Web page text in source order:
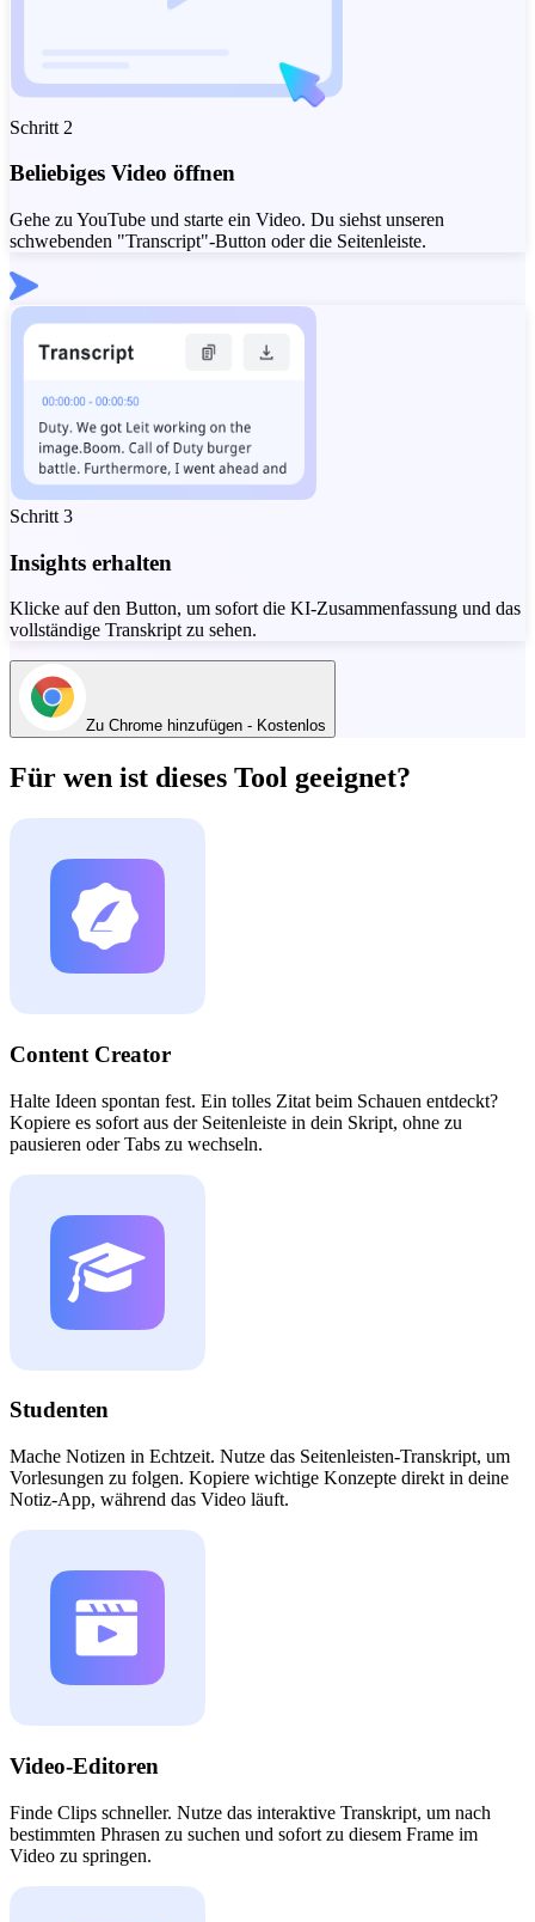
Schritt 2
Beliebiges Video öffnen
Gehe zu YouTube und starte ein Video. Du siehst unseren
schwebenden "Transcript"-Button oder die Seitenleiste.
Schritt 3
Insights erhalten
Klicke auf den Button, um sofort die KI-Zusammenfassung und das
vollständige Transkript zu sehen.
Zu Chrome hinzufügen - Kostenlos
Für wen ist dieses Tool geeignet?
Content Creator
Halte Ideen spontan fest. Ein tolles Zitat beim Schauen entdeckt?
Kopiere es sofort aus der Seitenleiste in dein Skript, ohne zu
pausieren oder Tabs zu wechseln.
Studenten
Mache Notizen in Echtzeit. Nutze das Seitenleisten-Transkript, um
Vorlesungen zu folgen. Kopiere wichtige Konzepte direkt in deine
Notiz-App, während das Video läuft.
Video-Editoren
Finde Clips schneller. Nutze das interaktive Transkript, um nach
bestimmten Phrasen zu suchen und sofort zu diesem Frame im
Video zu springen.